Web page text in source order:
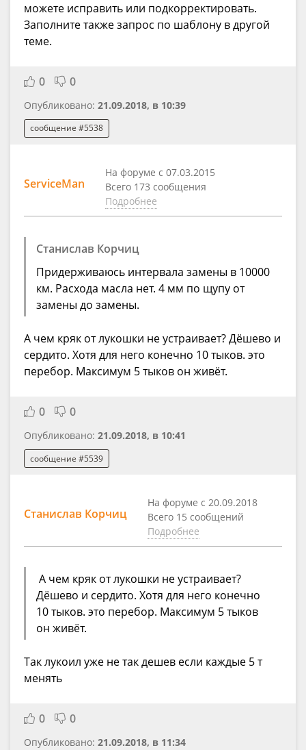
можете исправить или подкорректировать.
Заполните также запрос по шаблону в другой
теме.
0 0
Опубликовано: 21.09.2018, в 10:39
сообщение #5538
ServiceMan
На форуме с 07.03.2015
Всего 173 сообщения
Подробнее
Станислав Корчиц
Придерживаюсь интервала замены в 10000
км. Расхода масла нет. 4 мм по щупу от
замены до замены.
А чем кряк от лукошки не устраивает? Дёшево и
сердито. Хотя для него конечно 10 тыков. это
перебор. Максимум 5 тыков он живёт.
0 0
Опубликовано: 21.09.2018, в 10:41
сообщение #5539
Станислав Корчиц
На форуме с 20.09.2018
Всего 15 сообщений
Подробнее
А чем кряк от лукошки не устраивает?
Дёшево и сердито. Хотя для него конечно
10 тыков. это перебор. Максимум 5 тыков
он живёт.
Так лукоил уже не так дешев если каждые 5 т
менять
0 0
Опубликовано: 21.09.2018, в 11:34